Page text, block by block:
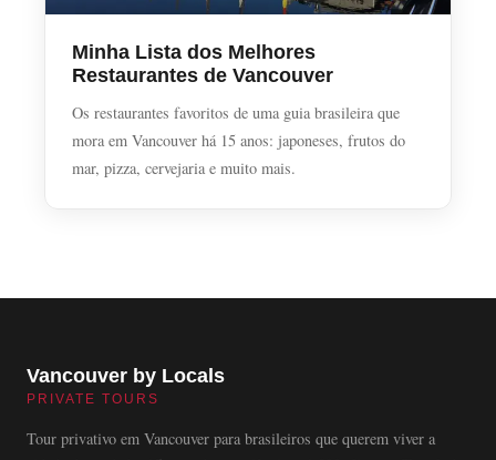
Minha Lista dos Melhores
Restaurantes de Vancouver
Os restaurantes favoritos de uma guia brasileira que
mora em Vancouver há 15 anos: japoneses, frutos do
mar, pizza, cervejaria e muito mais.
Vancouver by Locals
PRIVATE TOURS
Tour privativo em Vancouver para brasileiros que querem viver a